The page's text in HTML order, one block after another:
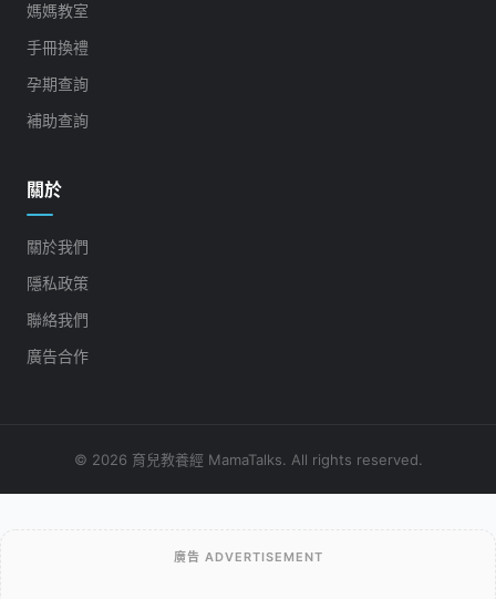
媽媽教室
手冊換禮
孕期查詢
補助查詢
關於
關於我們
隱私政策
聯絡我們
廣告合作
© 2026 育兒教養經 MamaTalks. All rights reserved.
廣告 ADVERTISEMENT